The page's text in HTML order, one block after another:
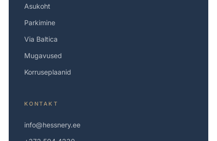
Asukoht
Parkimine
Via Baltica
Mugavused
Korruseplaanid
KONTAKT
info@hessnery.ee